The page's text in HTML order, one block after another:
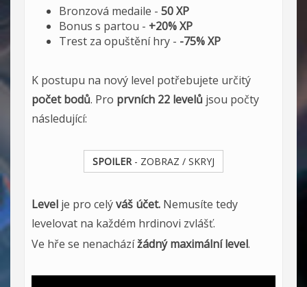
Bronzová medaile - 50 XP
Bonus s partou - +20%XP
Trest za opuštění hry - -75% XP
K postupu na nový level potřebujete určitý
počet bodů. Pro prvních 22 levelů jsou počty
následující:
SPOILER- ZOBRAZ / SKRYJ
Level je pro celýváš účet. Nemusíte tedy
levelovat na každém hrdinovi zvlášť.
Ve hře se nenacházížádný maximální level.